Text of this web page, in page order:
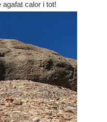
calor i tot!